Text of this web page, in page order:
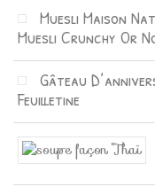
Muesli Maison
Muesli Crunchy Or
Gâteau
Feuilletine